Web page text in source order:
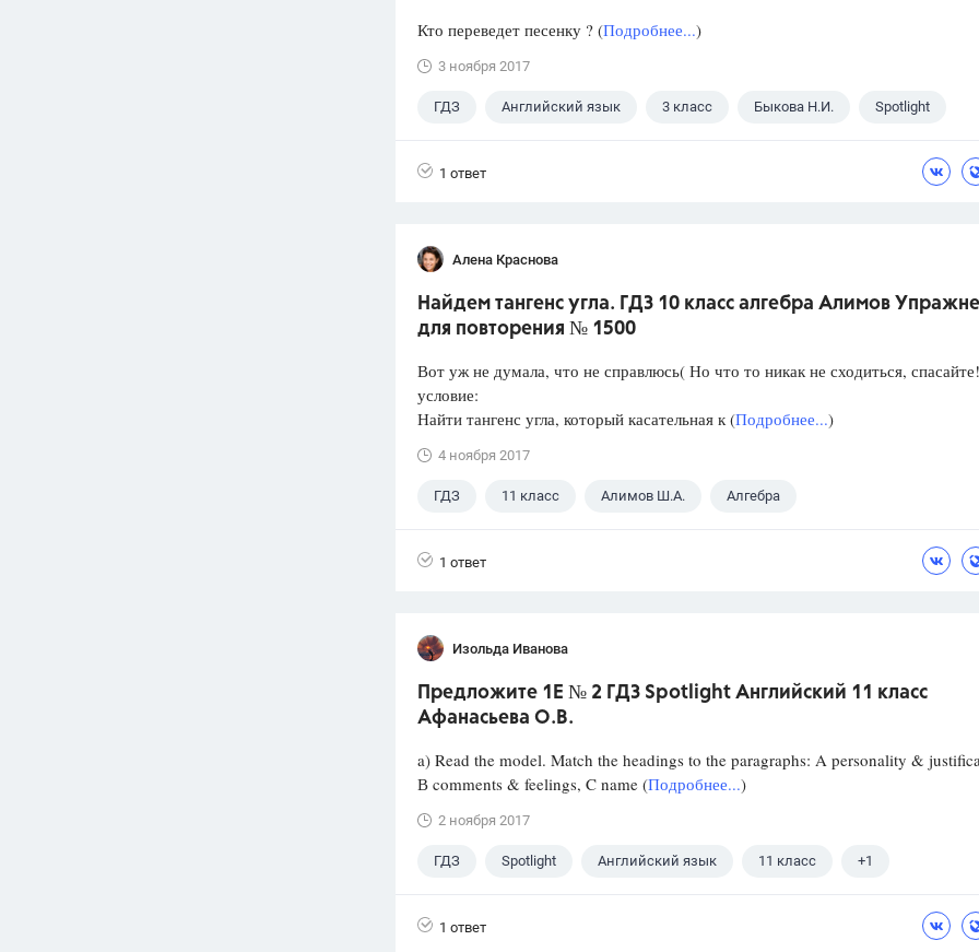
Кто переведет песенку ? (Подробнее...)
3 ноября 2017
ГДЗ Английский язык 3 класс Быкова Н.И. Spotlight
1 ответ
Алена Краснова
Найдем тангенс угла. ГДЗ 10 класс алгебра Алимов
для повторения № 1500
Вот уж не думала, что не справлюсь( Но что то никак не сходиться,
условие:
Найти тангенс угла, который касательная к (Подробнее...)
4 ноября 2017
ГДЗ 11 класс Алимов Ш.А. Алгебра
1 ответ
Изольда Иванова
Предложите 1E № 2 ГДЗ Spotlight Английский 11 класс
Афанасьева О.В.
a) Read the model. Match the headings to the paragraphs: A personality &
В comments & feelings, C name (Подробнее...)
2 ноября 2017
ГДЗ Spotlight Английский язык 11 класс +1
1 ответ